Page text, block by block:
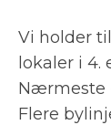
Vi holder
lokaler i 4.
Nærmeste
Flere